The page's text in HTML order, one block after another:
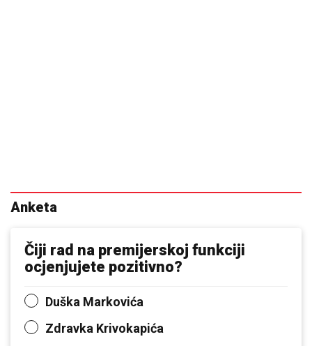
Anketa
Čiji rad na premijerskoj funkciji
ocjenjujete pozitivno?
Duška Markovića
Zdravka Krivokapića